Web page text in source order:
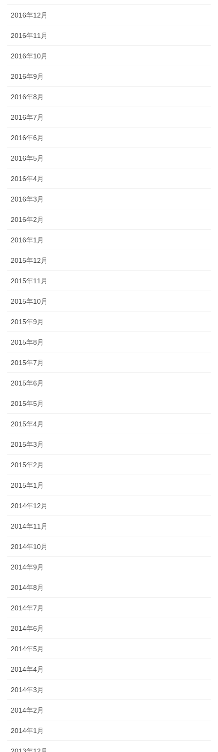
2016年12月
2016年11月
2016年10月
2016年9月
2016年8月
2016年7月
2016年6月
2016年5月
2016年4月
2016年3月
2016年2月
2016年1月
2015年12月
2015年11月
2015年10月
2015年9月
2015年8月
2015年7月
2015年6月
2015年5月
2015年4月
2015年3月
2015年2月
2015年1月
2014年12月
2014年11月
2014年10月
2014年9月
2014年8月
2014年7月
2014年6月
2014年5月
2014年4月
2014年3月
2014年2月
2014年1月